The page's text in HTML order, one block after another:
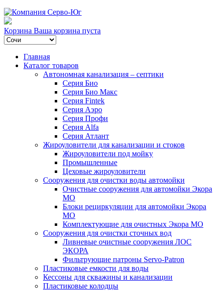
Корзина Ваша корзина пуста
Главная
Каталог товаров
Автономная канализация – септики
Серия Био
Серия Био Макс
Серия Fintek
Серия Аэро
Серия Профи
Серия Alfa
Серия Атлант
Жироуловители для канализации и стоков
Жироуловители под мойку
Промышленные
Цеховые жироуловители
Сооружения для очистки воды автомойки
Очистные сооружения для автомойки Экора
МО
Блоки рециркуляции для автомойки Экора
МО
Комплектующие для очистных Экора МО
Сооружения для очистки сточных вод
Ливневые очистные сооружения ЛОС
ЭКОРА
Фильтрующие патроны Servo-Patron
Пластиковые емкости для воды
Кессоны для скважины и канализации
Пластиковые колодцы